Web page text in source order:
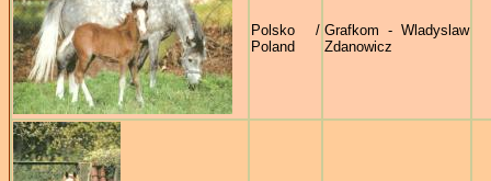
Polsko /
Poland
Grafkom - Wladyslaw
Zdanowicz